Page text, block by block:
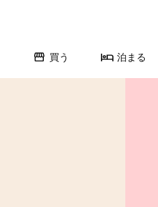
買う 泊まる